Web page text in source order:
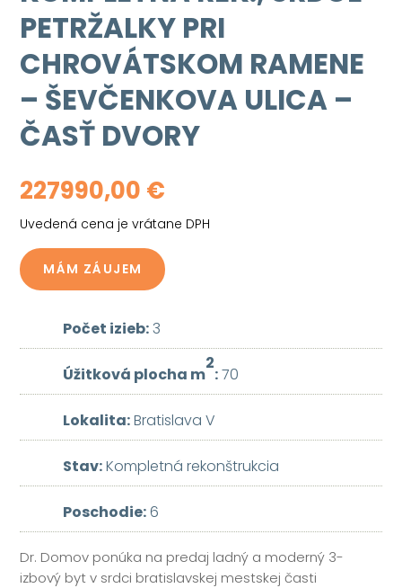
PETRŽALKY PRI
CHROVÁTSKOM RAMENE
– ŠEVČENKOVA ULICA –
ČASŤ DVORY
227990,00 €
Uvedená cena je vrátane DPH
MÁM ZÁUJEM
Počet izieb:3
Úžitková plocha m
2
:70
Lokalita:Bratislava V
Stav:Kompletná rekonštrukcia
Poschodie:6
Dr. Domov ponúka na predaj ladný a moderný 3-
izbový byt v srdci bratislavskej mestskej časti